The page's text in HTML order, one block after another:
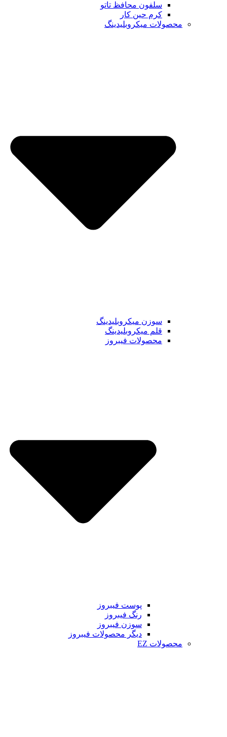
سلفون محافظ تاتو
کرم حین کار
محصولات میکروبلیدینگ
سوزن میکروبلیدینگ
قلم میکروبلیدینگ
محصولات فیبروز
پوست فیبروز
رنگ فیبروز
سوزن فیبروز
دیگر محصولات فیبروز
محصولات EZ